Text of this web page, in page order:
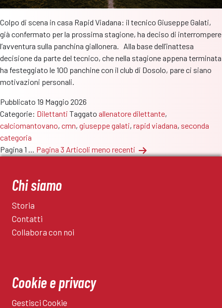
Colpo di scena in casa Rapid Viadana: il tecnico Giuseppe Galati,
già confermato per la prossima stagione, ha deciso di interrompere
l’avventura sulla panchina giallonera. Alla base dell’inattesa
decisione da parte del tecnico, che nella stagione appena terminata
ha festeggiato le 100 panchine con il club di Dosolo, pare ci siano
motivazioni personali.
Pubblicato 19 Maggio 2026
Categorie: Dilettanti Taggato allenatore dilettante,
calciomantovano, cmn, giuseppe galati, rapid viadana, seconda
categoria
Paginazione
articoli
Pagina 1 … Pagina 3 Articoli meno recenti
Chi siamo
Storia
Contatti
Collabora con noi
Cookie e privacy
Gestisci Cookie